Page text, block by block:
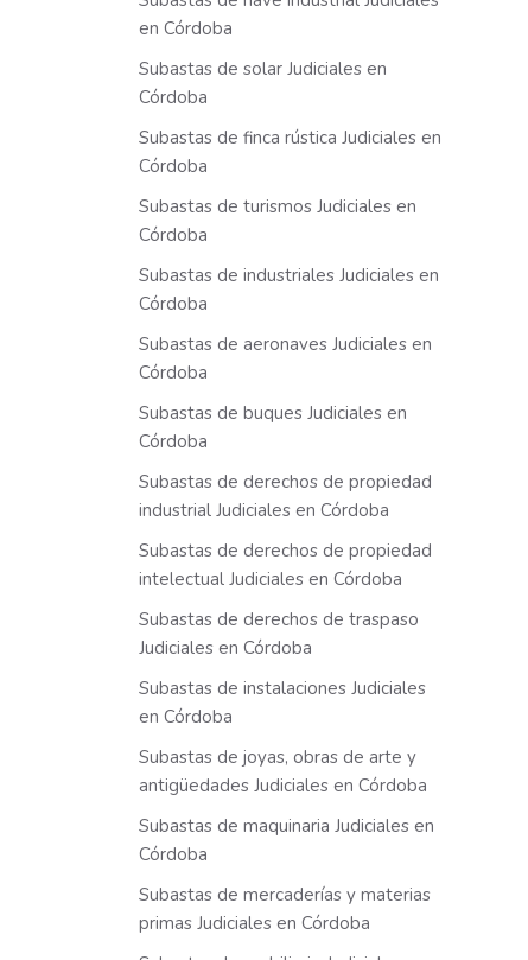
en Córdoba
Subastas de solar Judiciales en
Córdoba
Subastas de finca rústica Judiciales en
Córdoba
Subastas de turismos Judiciales en
Córdoba
Subastas de industriales Judiciales en
Córdoba
Subastas de aeronaves Judiciales en
Córdoba
Subastas de buques Judiciales en
Córdoba
Subastas de derechos de propiedad
industrial Judiciales en Córdoba
Subastas de derechos de propiedad
intelectual Judiciales en Córdoba
Subastas de derechos de traspaso
Judiciales en Córdoba
Subastas de instalaciones Judiciales
en Córdoba
Subastas de joyas, obras de arte y
antigüedades Judiciales en Córdoba
Subastas de maquinaria Judiciales en
Córdoba
Subastas de mercaderías y materias
primas Judiciales en Córdoba